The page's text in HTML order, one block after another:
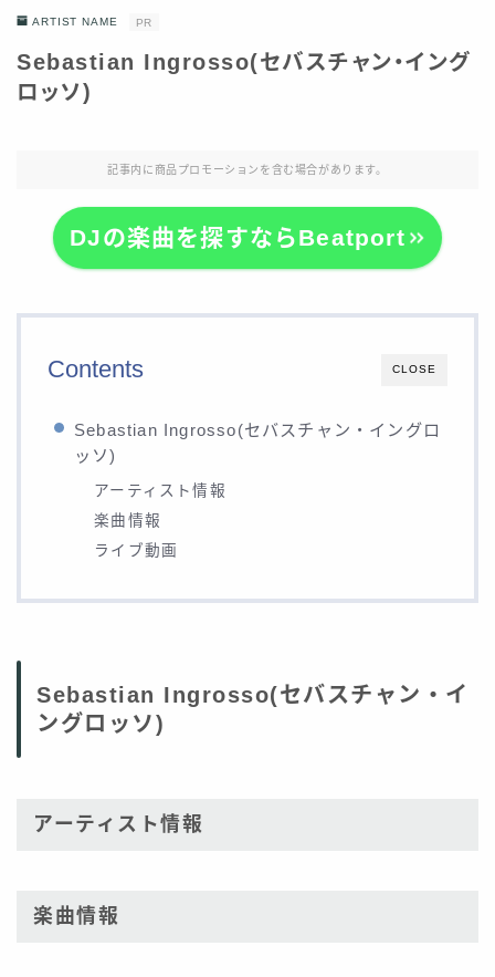
ARTIST NAME PR
Sebastian Ingrosso(セバスチャン・イング
ロッソ)
記事内に商品プロモーションを含む場合があります。
DJの楽曲を探すならBeatport
CLOSE
Contents
Sebastian Ingrosso(セバスチャン・イングロ
ッソ)
アーティスト情報
楽曲情報
ライブ動画
Sebastian Ingrosso(セバスチャン・イ
ングロッソ)
アーティスト情報
楽曲情報